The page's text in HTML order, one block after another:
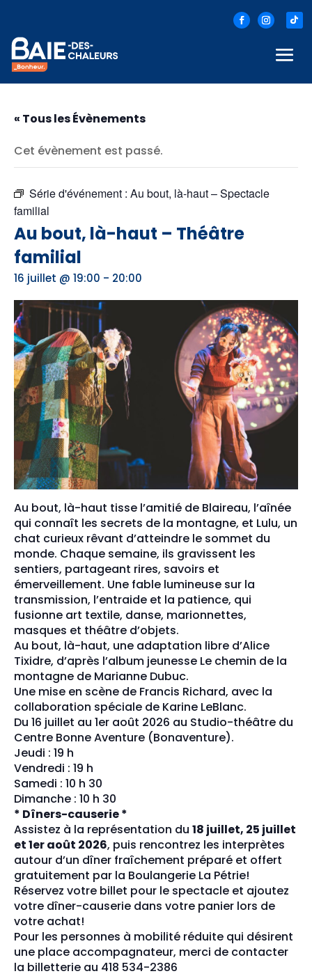
« Tous les Évènements
Cet évènement est passé.
Série d'événement : Au bout, là-haut – Spectacle
familial
Au bout, là-haut – Théâtre
familial
16 juillet @ 19:00 - 20:00
Au bout, là-haut tisse l’amitié de Blaireau, l’aînée
qui connaît les secrets de la montagne, et Lulu, un
chat curieux rêvant d’atteindre le sommet du
monde. Chaque semaine, ils gravissent les
sentiers, partageant rires, savoirs et
émerveillement. Une fable lumineuse sur la
transmission, l’entraide et la patience, qui
fusionne art textile, danse, marionnettes,
masques et théâtre d’objets.
Au bout, là-haut, une adaptation libre d’Alice
Tixidre, d’après l’album jeunesse Le chemin de la
montagne de Marianne Dubuc.
Une mise en scène de Francis Richard, avec la
collaboration spéciale de Karine LeBlanc.
Du 16 juillet au 1er août 2026 au Studio-théâtre du
Centre Bonne Aventure (Bonaventure).
Jeudi : 19 h
Vendredi : 19 h
Samedi : 10 h 30
Dimanche : 10 h 30
* Dîners-causerie *
Assistez à la représentation du 18 juillet, 25 juillet
et 1er août 2026, puis rencontrez les interprètes
autour d’un dîner fraîchement préparé et offert
gratuitement par la Boulangerie La Pétrie!
Réservez votre billet pour le spectacle et ajoutez
votre dîner-causerie dans votre panier lors de
votre achat!
Pour les personnes à mobilité réduite qui désirent
une place accompagnateur, merci de contacter
la billetterie au 418 534-2386